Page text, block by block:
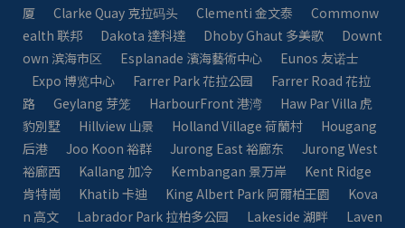
厦
Clarke Quay 克拉码头 Clementi 金文泰
Commonw
ealth 联邦
Dakota 達科達 Dhoby Ghaut 多美歌
Downt
own 滨海市区
Esplanade 濱海藝術中心
Eunos 友诺士
Expo 博览中心
Farrer Park 花拉公园
Farrer Road 花拉
路
Geylang 芽笼 HarbourFront 港湾
Haw Par Villa 虎
豹別墅
Hillview 山景 Holland Village 荷蘭村
Hougang
后港
Joo Koon 裕群 Jurong East 裕廊东
Jurong West
裕廊西
Kallang 加冷 Kembangan 景万岸
Kent Ridge
肯特崗
Khatib 卡迪 King Albert Park 阿爾柏王園
Kova
n 高文
Labrador Park 拉柏多公园 Lakeside 湖畔
Laven